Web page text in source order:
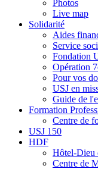
Photos
Live map
Solidarité
Aides
Service
Fondation
Opération
Pour vos
USJ en
Guide de
Formation
Centre de
USJ 150
HDF
Hôtel-Dieu
Centre de